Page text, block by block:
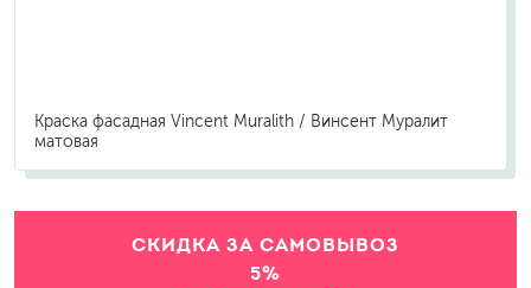
Краска фасадная Vincent Muralith / Винсент Муралит
матовая
СКИДКА ЗА САМОВЫВОЗ
5%